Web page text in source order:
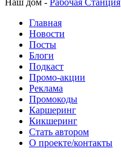
Наш дом - Рабочая Станция
Главная
Новости
Посты
Блоги
Подкаст
Промо-акции
Реклама
Промокоды
Каршеринг
Кикшеринг
Стать автором
О проекте/контакты